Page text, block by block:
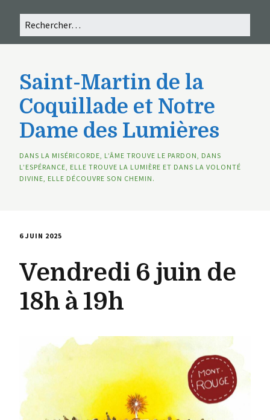
Saint-Martin de la
Coquillade et Notre
Dame des Lumières
DANS LA MISÉRICORDE, L’ÂME TROUVE LE PARDON, DANS
L’ESPÉRANCE, ELLE TROUVE LA LUMIÈRE ET DANS LA VOLONTÉ
DIVINE, ELLE DÉCOUVRE SON CHEMIN.
6 JUIN 2025
Vendredi 6 juin de
18h à 19h